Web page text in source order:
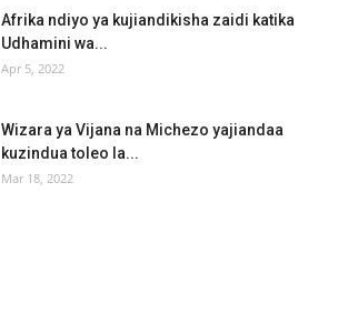
Afrika ndiyo ya kujiandikisha zaidi katika
Udhamini wa...
Apr 5, 2022
Wizara ya Vijana na Michezo yajiandaa
kuzindua toleo la...
Mar 18, 2022